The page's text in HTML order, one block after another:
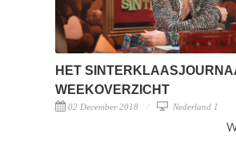
HET
WEEKOVERZICHT
02 December 2018 Nederland 1